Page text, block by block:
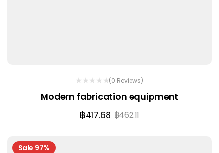
(0 Reviews)
Modern fabrication equipment
฿462.11
฿417.68
Sale 97%